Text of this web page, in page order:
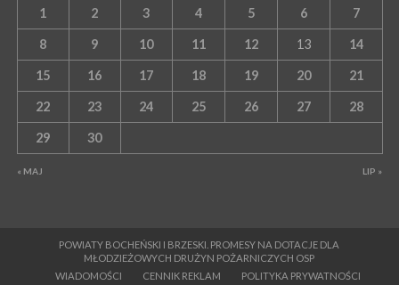
« MAJ LIP »
1 2 3 4 5 6 7
8 9 10 11 12 13 14
15 16 17 18 19 20 21
22 23 24 25 26 27 28
29 30
POWIATY BOCHEŃSKI I BRZESKI. PROMESY NA DOTACJE DLA
MŁODZIEŻOWYCH DRUŻYN POŻARNICZYCH OSP
WIADOMOŚCI
CENNIK REKLAM POLITYKA PRYWATNOŚCI